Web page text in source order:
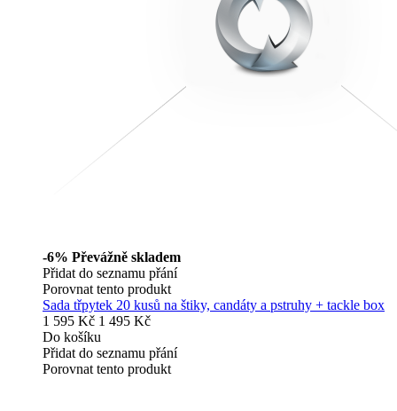
-6% Převážně skladem
Přidat do seznamu přání
Porovnat tento produkt
Sada třpytek 20 kusů na štiky, candáty a pstruhy + tackle box
1 595 Kč 1 495 Kč
Do košíku
Přidat do seznamu přání
Porovnat tento produkt